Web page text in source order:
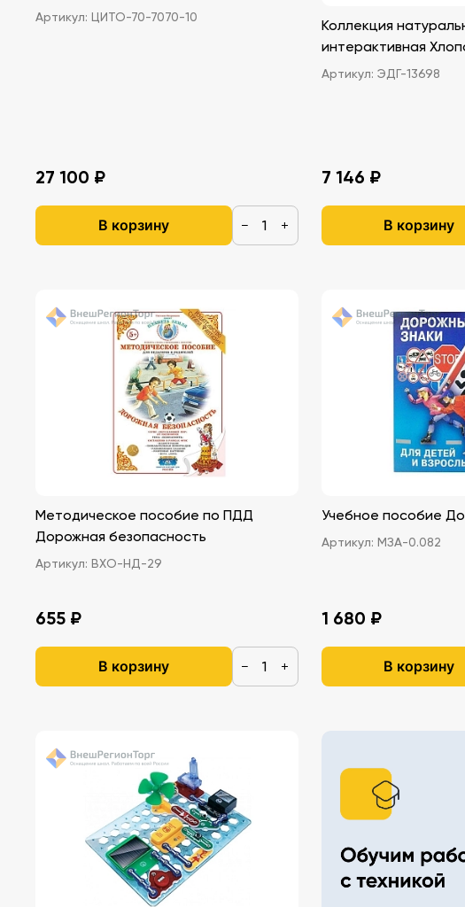
Артикул: ЦИТО-70-7070-10
27 100 ₽
В корзину − +
Коллекция
интерактивная
Артикул: ЭДГ-13698
7 146 ₽
В корзину
Методическое пособие по ПДД
Дорожная безопасность
Артикул: ВХО-НД-29
655 ₽
В корзину − +
Учебное пособие
Артикул: МЗА-0.082
1 680 ₽
В корзину